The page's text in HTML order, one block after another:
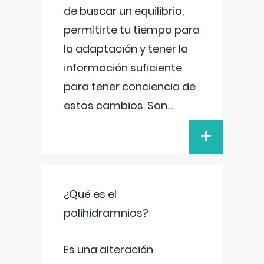
de buscar un equilibrio,
permitirte tu tiempo para
la adaptación y tener la
información suficiente
para tener conciencia de
estos cambios. Son...
+
¿Qué es el
polihidramnios?
Es una alteración